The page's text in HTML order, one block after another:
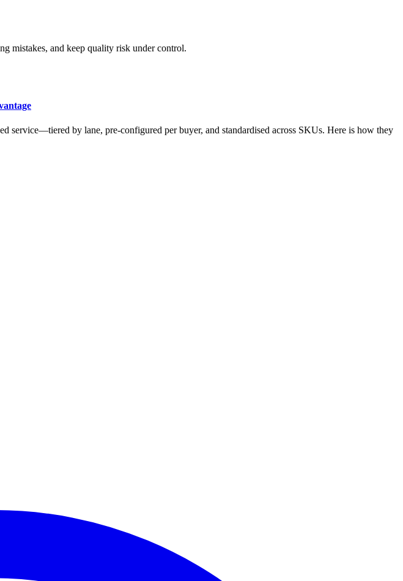
mistakes, and keep quality risk under control.
service—tiered by lane, pre-configured per buyer, and standardised across SKUs. Here is how they